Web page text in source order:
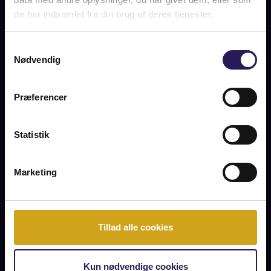
de har indsamlet fra din brug af deres tjenester.
Nødvendig
Præferencer
Statistik
Marketing
Tillad alle cookies
Kun nødvendige cookies
betagende udsigt over himmel og hav.
Skulle man, herlighederne til trods, få udetrang, er
READ MORE
INFORMATION ABOUT THE ESTATE
BUY PRICE SOLD
SOLD
RESIDENTIAL AREA
GROUND AREA 61435 m2